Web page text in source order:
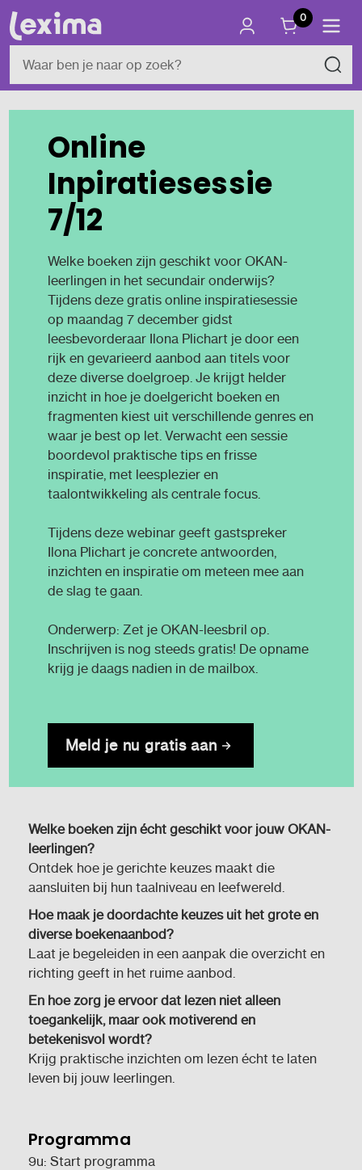
0
Online
Inpiratiesessie
7/12
Welke boeken zijn geschikt voor OKAN-
leerlingen in het secundair onderwijs?
Tijdens deze gratis online inspiratiesessie
op maandag 7 december gidst
leesbevorderaar Ilona Plichart je door een
rijk en gevarieerd aanbod aan titels voor
deze diverse doelgroep. Je krijgt helder
inzicht in hoe je doelgericht boeken en
fragmenten kiest uit verschillende genres en
waar je best op let. Verwacht een sessie
boordevol praktische tips en frisse
inspiratie, met leesplezier en
taalontwikkeling als centrale focus.
Tijdens deze webinar geeft gastspreker
Ilona Plichart je concrete antwoorden,
inzichten en inspiratie om meteen mee aan
de slag te gaan.
Onderwerp: Zet je OKAN-leesbril op.
Inschrijven is nog steeds gratis! De opname
krijg je daags nadien in de mailbox.
Meld je nu gratis aan
Welke boeken zijn écht geschikt voor jouw OKAN-
leerlingen?
Ontdek hoe je gerichte keuzes maakt die
aansluiten bij hun taalniveau en leefwereld.
Hoe maak je doordachte keuzes uit het grote en
diverse boekenaanbod?
Laat je begeleiden in een aanpak die overzicht en
richting geeft in het ruime aanbod.
En hoe zorg je ervoor dat lezen niet alleen
toegankelijk, maar ook motiverend en
betekenisvol wordt?
Krijg praktische inzichten om lezen écht te laten
leven bij jouw leerlingen.
Programma
9u: Start programma